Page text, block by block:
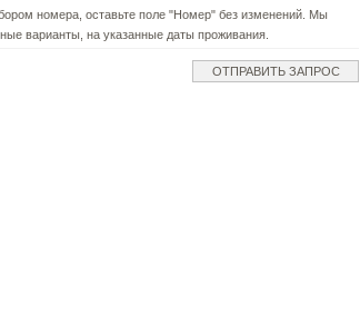
номера, оставьте поле "Номер" без изменений. Мы
варианты, на указанные даты проживания.